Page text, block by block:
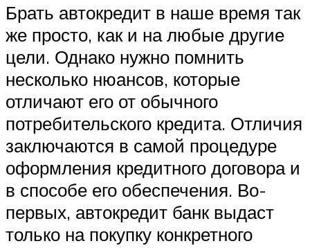
Брать автокредит в наше время так
же просто, как и на любые другие
цели. Однако нужно помнить
несколько нюансов, которые
отличают его от обычного
потребительского кредита. Отличия
заключаются в самой процедуре
оформления кредитного договора и
в способе его обеспечения. Во-
первых, автокредит банк выдаст
только на покупку конкретного